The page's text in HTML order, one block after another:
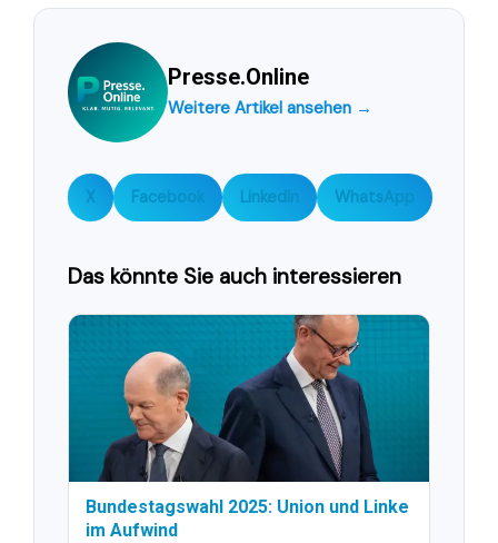
Presse.Online
Weitere Artikel ansehen →
X Facebook LinkedIn WhatsApp
Das könnte Sie auch interessieren
Bundestagswahl 2025: Union und Linke
im Aufwind